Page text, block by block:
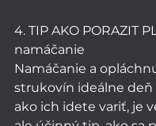
4. TIP AKO PORAZIT
namáčanie
Namáčanie a
strukovín ideálne
ako ich idete variť, je